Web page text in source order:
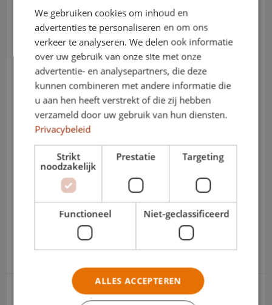
We gebruiken cookies om inhoud en
advertenties te personaliseren en om ons
verkeer te analyseren. We delen ook informatie
over uw gebruik van onze site met onze
advertentie- en analysepartners, die deze
kunnen combineren met andere informatie die
u aan hen heeft verstrekt of die zij hebben
verzameld door uw gebruik van hun diensten.
Privacybeleid
Strikt
noodzakelijk
Prestatie Targeting
Functioneel Niet-geclassificeerd
ALLES ACCEPTEREN